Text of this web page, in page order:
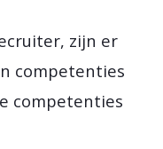
zijn er
competenties
competenties